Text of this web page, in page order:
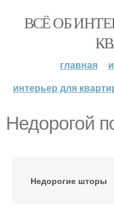
ВСЁ ОБ
главная
интерьер для
Недорогой
Недорогие шторы